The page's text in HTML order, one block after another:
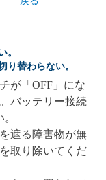
。
り替わらない。
が「OFF」にな
バッテリー接続
遮る障害物が無
取り除いてくだ